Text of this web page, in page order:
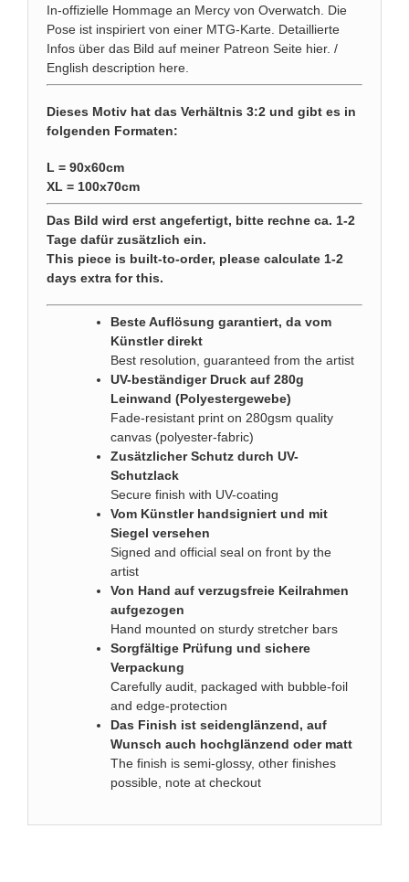
In-offizielle Hommage an Mercy von Overwatch. Die
Pose ist inspiriert von einer MTG-Karte . Detaillierte
Infos über das Bild auf meiner Patreon Seite hier. /
English description here
Dieses Motiv hat das Verhältnis 3:2 und gibt es in
folgenden Formaten:
L = 90x60cm
XL = 100x70cm
Das Bild wird erst angefertigt, bitte rechne ca. 1-2
Tage dafür zusätzlich ein.
This piece is built-to-order, please calculate 1-2
days extra for this.
Beste Auflösung garantiert, da vom
Künstler direkt
Best resolution, guaranteed from the artist
UV-beständiger Druck auf 280g
Leinwand (Polyestergewebe)
Fade-resistant print on 280gsm quality
canvas (polyester-fabric)
Zusätzlicher Schutz durch UV-
Schutzlack
Secure finish with UV-coating
Vom Künstler handsigniert und mit
Siegel versehen
Signed and official seal on front by the
artist
Von Hand auf verzugsfreie Keilrahmen
aufgezogen
Hand mounted on sturdy stretcher bars
Sorgfältige Prüfung und sichere
Verpackung
Carefully audit, packaged with bubble-foil
and edge-protection
Das Finish ist seidenglänzend, auf
Wunsch auch hochglänzend oder matt
The finish is semi-glossy, other finishes
possible, note at checkout